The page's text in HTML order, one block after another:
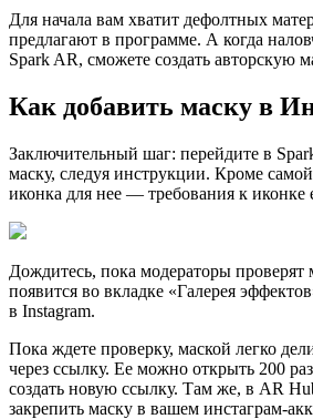
Для начала вам хватит дефолтных
предлагают в программе. А когда
Spark AR, сможете создать авторскую
Как добавить маску в
Заключительный шаг: перейдите в
маску, следуя инструкции. Кроме
иконка для нее — требования к иконке
Дождитесь, пока модераторы проверят
появится во вкладке «Галерея
в Instagram.
Пока ждете проверку, маской легко
через ссылку. Ее можно открыть 200
создать новую ссылку. Там же, в AR
закрепить маску в вашем инстаграм-